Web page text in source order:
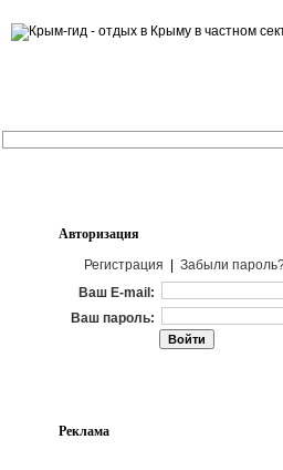
Авторизация
Регистрация
Забыли
Ваш E-mail:
Ваш пароль:
Реклама